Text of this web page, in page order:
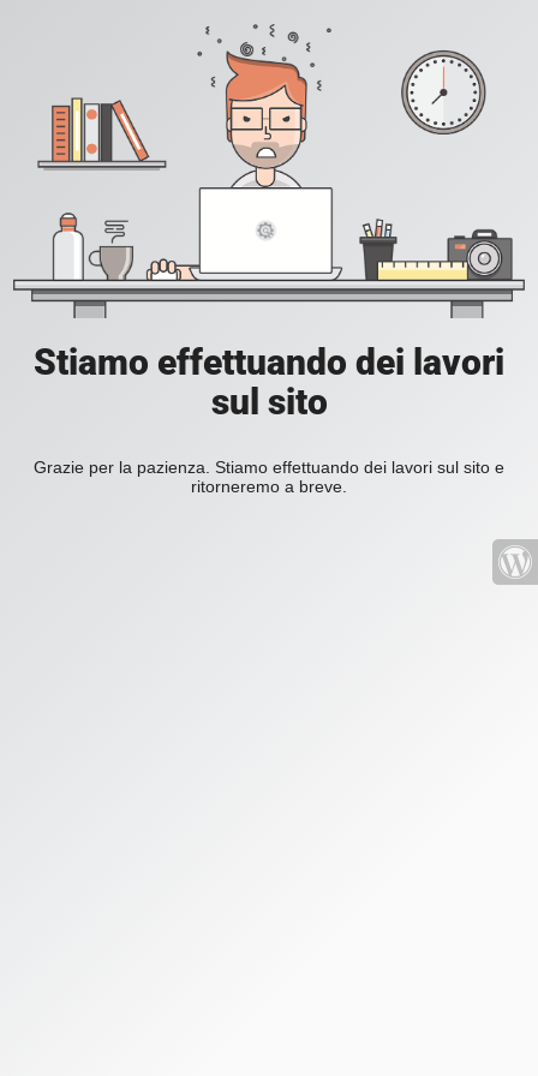
Stiamo effettuando dei lavori
sul sito
Grazie per la pazienza. Stiamo effettuando dei lavori sul sito e
ritorneremo a breve.